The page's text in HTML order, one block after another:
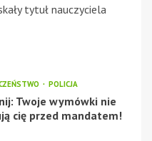
tytuł nauczyciela
POLICJA
Twoje wymówki nie
cię przed mandatem!